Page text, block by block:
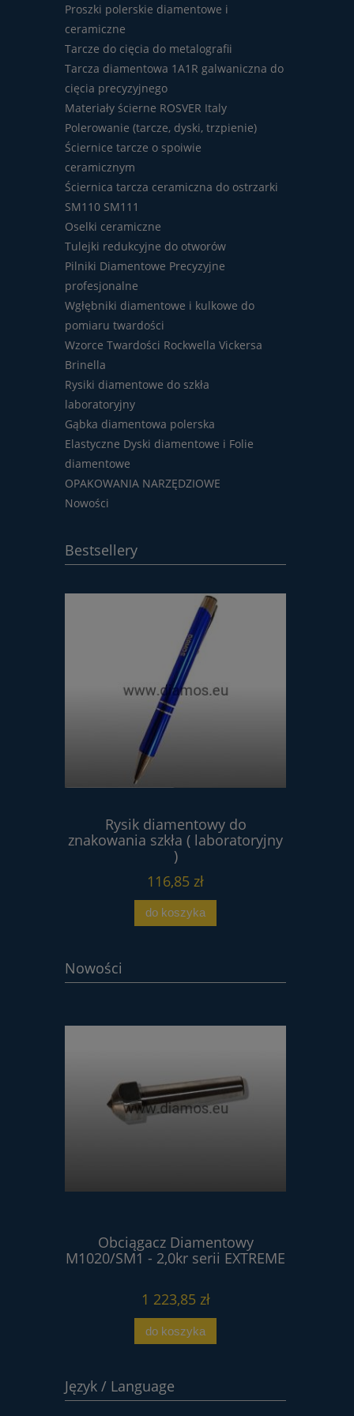
Proszki polerskie diamentowe i
ceramiczne
Tarcze do cięcia do metalografii
Tarcza diamentowa 1A1R galwaniczna do
cięcia precyzyjnego
Materiały ścierne ROSVER Italy
Polerowanie (tarcze, dyski, trzpienie)
Ściernice tarcze o spoiwie
ceramicznym
Ściernica tarcza ceramiczna do ostrzarki
SM110 SM111
Oselki ceramiczne
Tulejki redukcyjne do otworów
Pilniki Diamentowe Precyzyjne
profesjonalne
Wgłębniki diamentowe i kulkowe do
pomiaru twardości
Wzorce Twardości Rockwella Vickersa
Brinella
Rysiki diamentowe do szkła
laboratoryjny
Gąbka diamentowa polerska
Elastyczne Dyski diamentowe i Folie
diamentowe
OPAKOWANIA NARZĘDZIOWE
Nowości
Bestsellery
Rysik diamentowy do
znakowania szkła ( laboratoryjny
)
116,85 zł
do koszyka
Nowości
Obciągacz Diamentowy
M1020/SM1 - 2,0kr serii EXTREME
1 223,85 zł
do koszyka
Język / Language